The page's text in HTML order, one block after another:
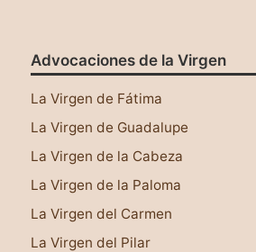
Advocaciones de la Virgen
La Virgen de Fátima
La Virgen de Guadalupe
La Virgen de la Cabeza
La Virgen de la Paloma
La Virgen del Carmen
La Virgen del Pilar